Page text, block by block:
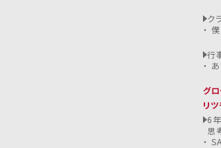
ク
行
グ
リ
6
思